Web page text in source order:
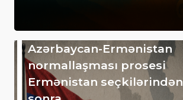
Azərbaycan-Ermənistan
normallaşması prosesi
Ermənistan seçkilərindən